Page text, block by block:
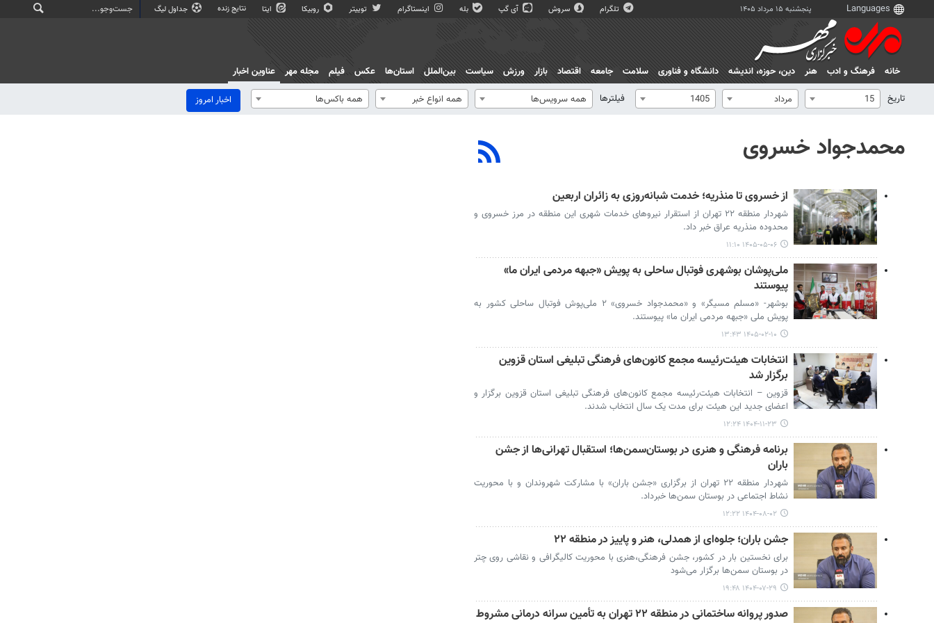
پنجشنبه ۱۵ مرداد ۱۴۰۵ تلگرام سروش آی گپ بله اینستاگرام توییتر روبیکا ایتا نتایج زنده جداول لیگ
خانه فرهنگ و ادب هنر دين، حوزه، انديشه دانشگاه و فناوری سلامت جامعه اقتصاد بازار ورزش سیاست بین‌الملل استان‌ها عکس فیلم مجله مهر
عناوین اخبار
تاریخ
15 مرداد 1405 فیلترها همه سرویس‌ها همه انواع خبر همه باکس‌ها اخبار امروز
محمدجواد خسروی
از خسروی تا منذریه؛ خدمت شبانه‌روزی به زائران اربعین
شهردار منطقه ۲۲ تهران از استقرار نیروهای خدمات شهری این منطقه در مرز خسروی و
محدوده منذریه عراق خبر داد.
۱۴۰۵-۰۵-۰۶ ۱۱:۱۰
ملی‌پوشان بوشهری فوتبال ساحلی به پویش «جبهه مردمی ایران ما»
پیوستند
بوشهر- «مسلم مسیگر» و «محمدجواد خسروی» ۲ ملی‌پوش فوتبال ساحلی کشور به
پویش ملی «جبهه مردمی ایران ما» پیوستند.
۱۴۰۵-۰۲-۱۰ ۱۳:۴۳
انتخابات هیئت‌رئیسه مجمع کانون‌های فرهنگی تبلیغی استان قزوین
برگزار شد
قزوین – انتخابات هیئت‌رئیسه مجمع کانون‌های فرهنگی تبلیغی استان قزوین برگزار و
اعضای جدید این هیئت برای مدت یک سال انتخاب شدند.
۱۴۰۴-۱۱-۲۳ ۱۲:۲۴
برنامه فرهنگی و هنری در بوستان‌سمن‌ها؛ استقبال تهرانی‌ها از جشن
باران
شهردار منطقه ۲۲ تهران از برگزاری «جشن باران» با مشارکت شهروندان و با محوریت
نشاط اجتماعی در بوستان سمن‌ها خبرداد.
۱۴۰۴-۰۸-۰۲ ۱۲:۲۲
جشن باران؛ جلوه‌ای از همدلی، هنر و پاییز در منطقه ۲۲
برای نخستین بار در کشور، جشن فرهنگی،هنری با محوریت کالیگرافی و نقاشی روی چتر
در بوستان سمن‌ها برگزار می‌شود
۱۴۰۴-۰۷-۲۹ ۱۹:۴۸
صدور پروانه ساختمانی در منطقه ۲۲ تهران به تأمین سرانه درمانی مشروط